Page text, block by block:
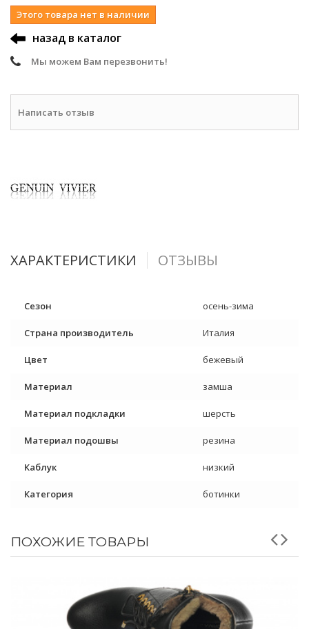
Этого товара нет в наличии
назад в каталог
Мы можем Вам перезвонить!
Написать отзыв
ХАРАКТЕРИСТИКИ ОТЗЫВЫ
Сезон осень-зима
Страна производитель Италия
Цвет бежевый
Материал замша
Материал подкладки шерсть
Материал подошвы резина
Каблук низкий
Категория ботинки
ПОХОЖИЕ ТОВАРЫ